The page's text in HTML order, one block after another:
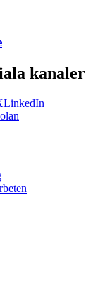
kanaler
LinkedIn